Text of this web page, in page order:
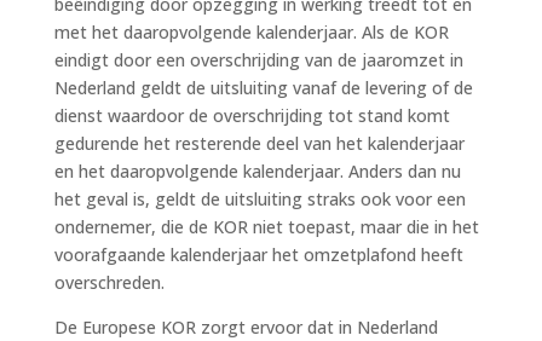
met het daaropvolgende kalenderjaar. Als de KOR
eindigt door een overschrijding van de jaaromzet in
Nederland geldt de uitsluiting vanaf de levering of de
dienst waardoor de overschrijding tot stand komt
gedurende het resterende deel van het kalenderjaar
en het daaropvolgende kalenderjaar. Anders dan nu
het geval is, geldt de uitsluiting straks ook voor een
ondernemer, die de KOR niet toepast, maar die in het
voorafgaande kalenderjaar het omzetplafond heeft
overschreden.
De Europese KOR zorgt ervoor dat in Nederland